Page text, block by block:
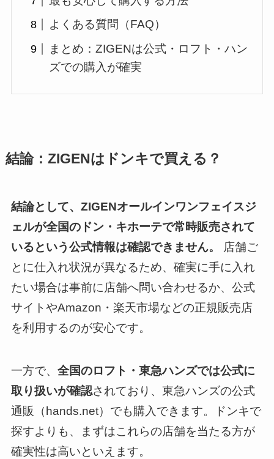
よくある質問（FAQ）
まとめ：ZIGENは公式・ロフト・ハン
ズでの購入が確実
結論：ZIGENはドンキで買える？
結論として、ZIGENオールインワンフェイスジ
ェルが全国のドン・キホーテで常時販売されて
いるという公式情報は確認できません。
店舗ご
とに仕入れ状況が異なるため、確実に手に入れ
たい場合は事前に店舗へ問い合わせるか、公式
サイトやAmazon・楽天市場などの正規販売店
を利用するのが安心です。
一方で、 全国のロフト・東急ハンズでは公式に
取り扱いが確認されており、東急ハンズの公式
通販（hands.net）でも購入できます。ドンキで
探すよりも、まずはこれらの店舗を当たる方が
確実性は高いといえます。